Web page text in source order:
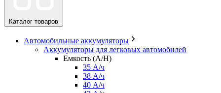
Каталог товаров
Автомобильные аккумуляторы
Аккумуляторы для легковых автомобилей
Емкость (A/H)
35 А/ч
38 А/ч
40 А/ч